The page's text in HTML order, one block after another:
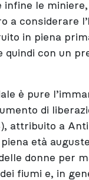
infine le
a considerare
in piena
quindi con un
è pure
di
attribuito a
età
donne per
fiumi e, in